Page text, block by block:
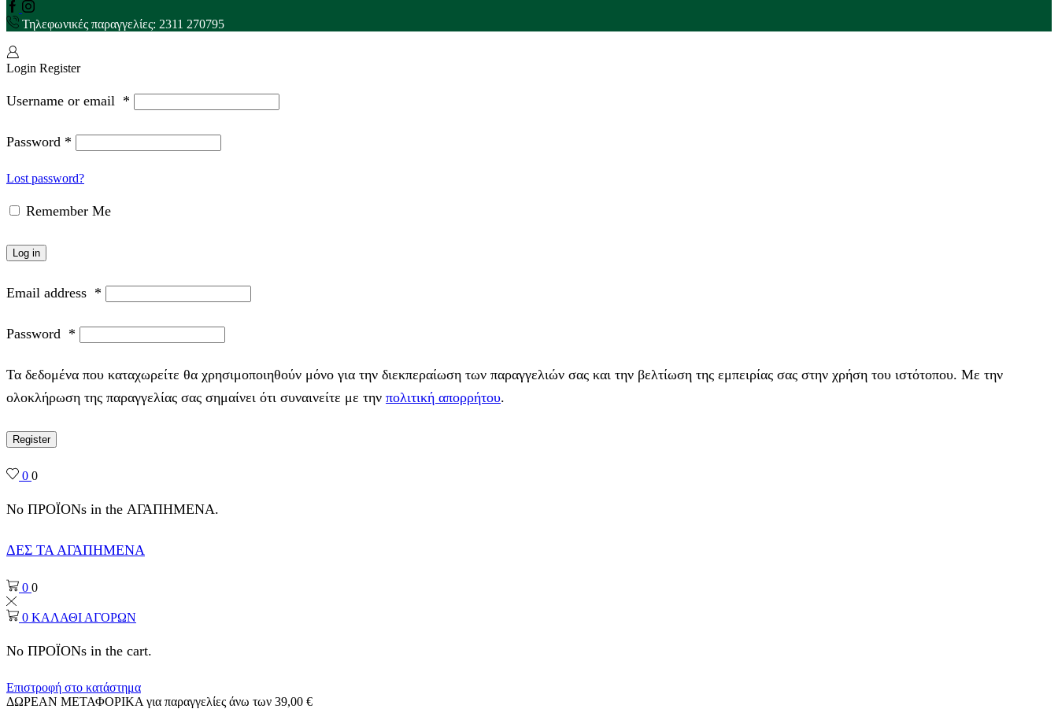
Τηλεφωνικές παραγγελίες: 2311 270795
Login Register
Username or email *
Password *
Lost password?
Remember Me
Log in
Email address *
Password *
Τα δεδομένα που καταχωρείτε θα χρησιμοποιηθούν μόνο για την διεκπεραίωση των παραγγελιών σας και την βελτίωση της εμπειρίας σας στην χρήση του ιστότοπου. Με την
ολοκλήρωση της παραγγελίας σας σημαίνει ότι συναινείτε με την πολιτική απορρήτου.
Register
0 0
No ΠΡΟΪΟΝs in the ΑΓΑΠΗΜΕΝΑ.
ΔΕΣ ΤΑ ΑΓΑΠΗΜΕΝΑ
0 0
0 ΚΑΛΑΘΙ ΑΓΟΡΩΝ
No ΠΡΟΪΟΝs in the cart.
Επιστροφή στο κατάστημα
ΔΩΡΕΑΝ ΜΕΤΑΦΟΡΙΚΑ για παραγγελίες άνω των 39,00 €